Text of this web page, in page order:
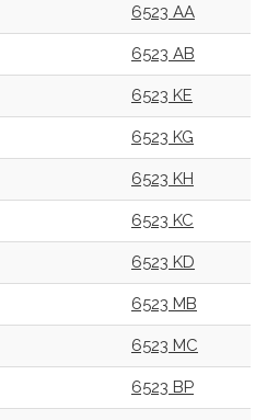
6523 AA
6523 AB
6523 KE
6523 KG
6523 KH
6523 KC
6523 KD
6523 MB
6523 MC
6523 BP